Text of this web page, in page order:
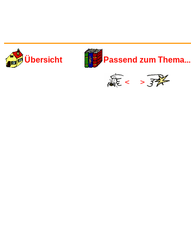
Übersicht Passend zum Thema...
< >